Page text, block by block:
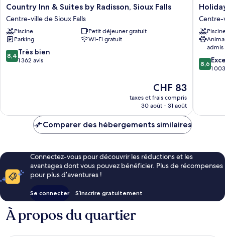
Tub)
réduite
(Handicap
Tub)
Country
Inn
&
Suites
by
Radisson,
Sioux
Falls
Country Inn & Suites by Radisson, Sioux Falls
Centre-ville de Sioux Falls
Piscine
Petit déjeuner gratuit
Parking
Wi-Fi gratuit
8.4
sur
8,4 Très bien
1 362 avis
Le
nouveau
prix
de
CHF 83
taxes et frais compris
30 août - 31 août
Holiday
Inn
Sioux
Falls-
City
Centre
by
IHG
Falls
Centre-
admis
8.6
sur
8,6
1
Comparer des hébergements similaires
Connectez-vous pour découvrir les réductions et les
avantages dont vous pouvez bénéficier. Plus de récompenses
pour plus d’aventures !
Se connecter S’inscrire gratuitement
À propos du quartier